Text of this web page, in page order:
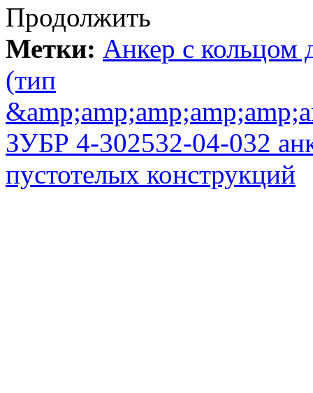
Продолжить
Метки: Анкер с кольцом
(тип
ЗУБР 4-302532-04-032
пустотелых конструкций